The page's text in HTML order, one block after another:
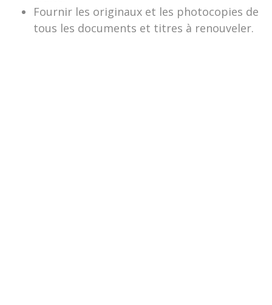
Fournir les originaux et les photocopies de
tous les documents et titres à renouveler.